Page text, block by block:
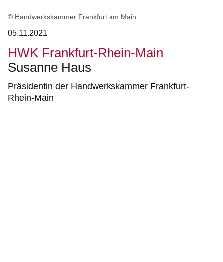
© Handwerkskammer Frankfurt am Main
05.11.2021
HWK Frankfurt-Rhein-Main
Susanne Haus
Präsidentin der Handwerkskammer Frankfurt-
Rhein-Main